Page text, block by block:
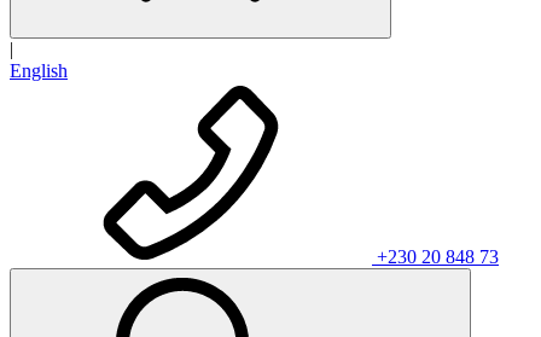
|
English
+230 20 848 73